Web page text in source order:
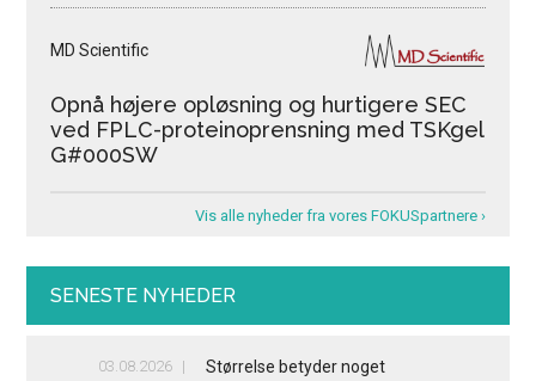
MD Scientific
Opnå højere opløsning og hurtigere SEC
ved FPLC-proteinoprensning med TSKgel
G#000SW
Vis alle nyheder fra vores FOKUSpartnere ›
SENESTE NYHEDER
03.08.2026 Størrelse betyder noget